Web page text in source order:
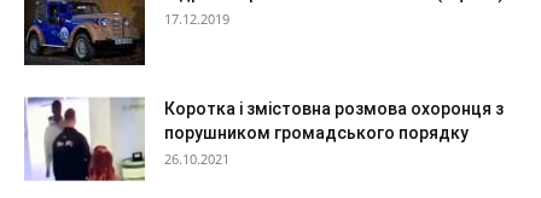
17.12.2019
Коротка і змістовна розмова охоронця з
порушником громадського порядку
26.10.2021